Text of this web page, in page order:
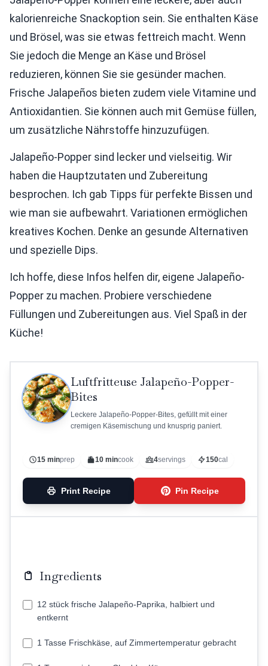
kalorienreiche Snackoption sein. Sie enthalten Käse
und Brösel, was sie etwas fettreich macht. Wenn
Sie jedoch die Menge an Käse und Brösel
reduzieren, können Sie sie gesünder machen.
Frische Jalapeños bieten zudem viele Vitamine und
Antioxidantien. Sie können auch mit Gemüse füllen,
um zusätzliche Nährstoffe hinzuzufügen.
Jalapeño-Popper sind lecker und vielseitig. Wir
haben die Hauptzutaten und Zubereitung
besprochen. Ich gab Tipps für perfekte Bissen und
wie man sie aufbewahrt. Variationen ermöglichen
kreatives Kochen. Denke an gesunde Alternativen
und spezielle Dips.
Ich hoffe, diese Infos helfen dir, eigene Jalapeño-
Popper zu machen. Probiere verschiedene
Füllungen und Zubereitungen aus. Viel Spaß in der
Küche!
Luftfritteuse Jalapeño-Popper-
Bites
Leckere Jalapeño-Popper-Bites, gefüllt mit einer
cremigen Käsemischung und knusprig paniert.
15 minprep 10 mincook 4servings 150cal
Print Recipe Pin Recipe
Ingredients
12 stück frische Jalapeño-Paprika, halbiert und
entkernt
1 Tasse Frischkäse, auf Zimmertemperatur gebracht